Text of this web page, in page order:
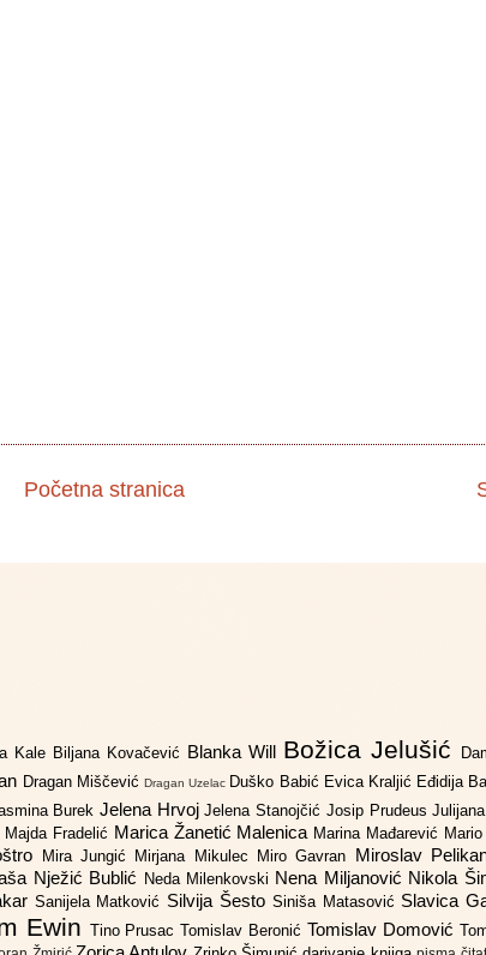
Početna stranica
Kale Biljana Kovačević Blanka Will Božica Jelušić
Dragan MiščevićDragan Uzelac Duško Babić Evica Kraljić Eđidija
BurekJelena HrvojJelena Stanojčić Josip Prudeus
Majda Fradelić Marica Žanetić Malenica Marina Mađarević
Mira Jungić Mirjana Mikulec Miro Gavran Miroslav
Nježić Bublić Neda Milenkovski Nena Miljanović Nikola
Sanijela Matković Silvija Šesto Siniša Matasović Slavica
Ewin Tino PrusacTomislav Beronić Tomislav Domović